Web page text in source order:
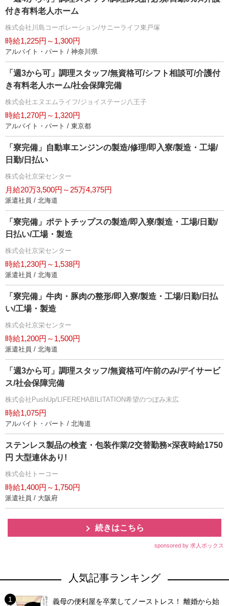
付き有料老人ホーム
株式会社川島コーポレーション/サニーライフ東戸塚
時給1,225円～1,300円
アルバイト・パート / 神奈川県
「週3から可」調理スタッフ/無資格可/シフト相談可/介護付
き有料老人ホーム/社会保障完備
株式会社エヌエムライフ/ジョイステージ八王子
時給1,270円～1,320円
アルバイト・パート / 東京都
「寮完備」自動車エンジンの製造/修理/即入寮/製造・工場/
日勤/日払い
株式会社京栄センター
月給20万3,500円～25万4,375円
派遣社員 / 北海道
「寮完備」ポテトチップスの製造/即入寮/製造・工場/日勤/
日払い/工場・製造
株式会社京栄センター
時給1,230円～1,538円
派遣社員 / 北海道
「寮完備」牛肉・豚肉の整形/即入寮/製造・工場/日勤/日払
い/工場・製造
株式会社京栄センター
時給1,200円～1,500円
派遣社員 / 北海道
「週3から可」調理スタッフ/無資格可/午前のみ/デイサービ
ス/社会保障完備
株式会社PushUp/LIFEREHABILITATION希望のつぼみ末広
時給1,075円
アルバイト・パート / 北海道
ステンレス製品の検査・包装作業/2交替勤務×深夜時給1750
円 大型連休あり!
株式会社トーコー
時給1,400円～1,750円
派遣社員 / 大阪府
続きはこちら
sponsored by 求人ボックス
人気記事ランキング
義母の便利屋を卒業してノーストレス！ 離婚から始